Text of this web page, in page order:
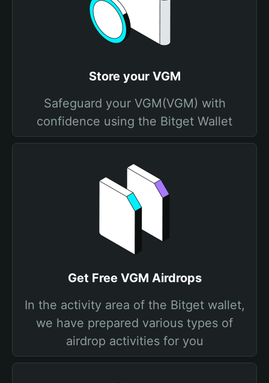
Store your VGM
Safeguard your VGM(VGM) with
confidence using the Bitget Wallet
Get Free VGM Airdrops
In the activity area of the Bitget wallet,
we have prepared various types of
airdrop activities for you